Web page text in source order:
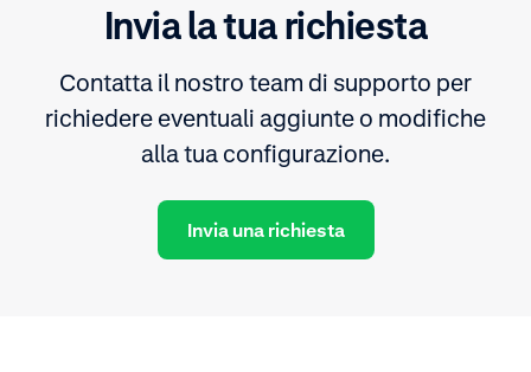
Invia la tua richiesta
Contatta il nostro team di supporto per
richiedere eventuali aggiunte o modifiche
alla tua configurazione.
Invia una richiesta